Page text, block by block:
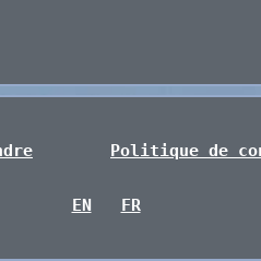
Politique de
EN FR